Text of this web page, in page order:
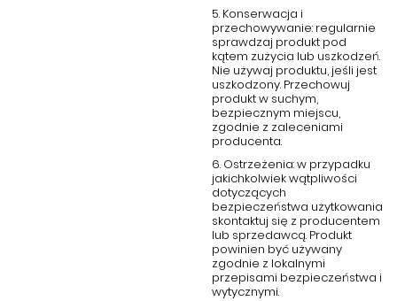
5. Konserwacja i
przechowywanie: regularnie
sprawdzaj produkt pod
kątem zużycia lub uszkodzeń.
Nie używaj produktu, jeśli jest
uszkodzony. Przechowuj
produkt w suchym,
bezpiecznym miejscu,
zgodnie z zaleceniami
producenta.
6. Ostrzeżenia: w przypadku
jakichkolwiek wątpliwości
dotyczących
bezpieczeństwa użytkowania
skontaktuj się z producentem
lub sprzedawcą. Produkt
powinien być używany
zgodnie z lokalnymi
przepisami bezpieczeństwa i
wytycznymi.